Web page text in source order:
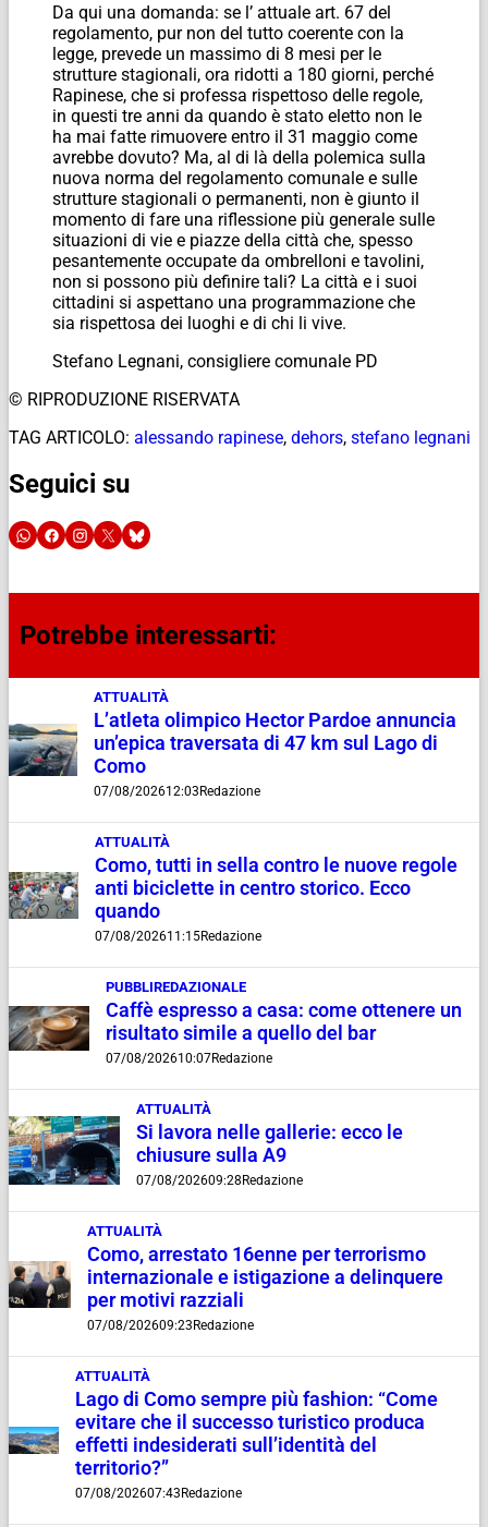
Da qui una domanda: se l’ attuale art. 67 del
regolamento, pur non del tutto coerente con la
legge, prevede un massimo di 8 mesi per le
strutture stagionali, ora ridotti a 180 giorni, perché
Rapinese, che si professa rispettoso delle regole,
in questi tre anni da quando è stato eletto non le
ha mai fatte rimuovere entro il 31 maggio come
avrebbe dovuto? Ma, al di là della polemica sulla
nuova norma del regolamento comunale e sulle
strutture stagionali o permanenti, non è giunto il
momento di fare una riflessione più generale sulle
situazioni di vie e piazze della città che, spesso
pesantemente occupate da ombrelloni e tavolini,
non si possono più definire tali? La città e i suoi
cittadini si aspettano una programmazione che
sia rispettosa dei luoghi e di chi li vive.
Stefano Legnani, consigliere comunale PD
© RIPRODUZIONE RISERVATA
TAG ARTICOLO: alessando rapinese, dehors, stefano legnani
Seguici su
Potrebbe interessarti:
ATTUALITÀ
L’atleta olimpico Hector Pardoe annuncia
un’epica traversata di 47 km sul Lago di
Como
07/08/202612:03 Redazione
ATTUALITÀ
Como, tutti in sella contro le nuove regole
anti biciclette in centro storico. Ecco
quando
07/08/202611:15Redazione
PUBBLIREDAZIONALE
Caffè espresso a casa: come ottenere un
risultato simile a quello del bar
07/08/202610:07Redazione
ATTUALITÀ
Si lavora nelle gallerie: ecco le
chiusure sulla A9
07/08/202609:28 Redazione
ATTUALITÀ
Como, arrestato 16enne per terrorismo
internazionale e istigazione a delinquere
per motivi razziali
07/08/202609:23 Redazione
ATTUALITÀ
Lago di Como sempre più fashion: “Come
evitare che il successo turistico produca
effetti indesiderati sull’identità del
territorio?”
07/08/202607:43 Redazione